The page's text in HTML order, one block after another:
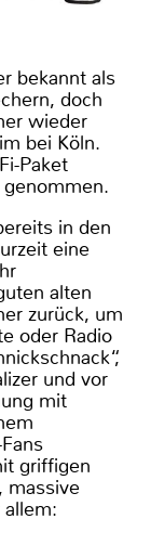
bekannt als
doch
wieder
bei Köln.
Paket
in den
eine
alten
zurück, um
oder Radio
und vor
mit
griffigen
massive